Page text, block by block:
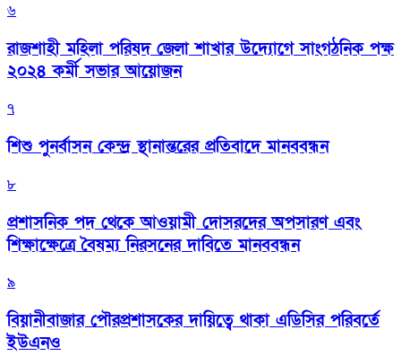
৬
রাজশাহী মহিলা পরিষদ জেলা শাখার উদ্যোগে সাংগঠনিক পক্ষ
২০২৪ কর্মী সভার আয়োজন
৭
শিশু পুনর্বাসন কেন্দ্র স্থানান্তরের প্রতিবাদে মানববন্ধন
৮
প্রশাসনিক পদ থেকে আওয়ামী দোসরদের অপসারণ এবং
শিক্ষাক্ষেত্রে বৈষম্য নিরসনের দাবিতে মানববন্ধন
৯
বিয়ানীবাজার পৌরপ্রশাসকের দায়িত্বে থাকা এডিসির পরিবর্তে
ইউএনও